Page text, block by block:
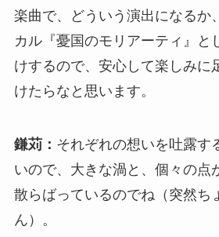
楽曲で、どういう演出になるか
カル『憂国のモリアーティ』と
けするので、安心して楽しみに
けたらなと思います。
鎌苅： それぞれの想いを吐露す
いので、大きな渦と、個々の点
散らばっているのでね（突然ち
ん）。